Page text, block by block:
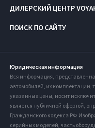
ПОИСК ПО САЙТУ
ДИЛЕРСКИЙ ЦЕНТР
Юридическая информация
Вся информация,
автомобилей, их комплектации,
указанные цены, носит
является публичной офертой,
Гражданского кодекса РФ.
серийных моделей, часть